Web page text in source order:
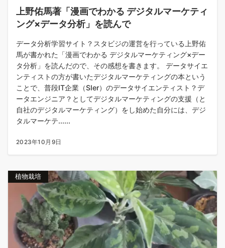
上野佑馬著「漫画でわかる デジタルマーケティ
ング×データ分析」を読んで
データ分析学習サイト？スタビジの運営を行っている上野佑
馬が書かれた「漫画でわかる デジタルマーケティング×デー
タ分析」を読んだので、その感想を書きます。 データサイエ
ンティストの方が書いたデジタルマーケティングの本という
ことで、普段IT企業（SIer）のデータサイエンティスト？デ
ータエンジニア？としてデジタルマーケティングの支援（と
自社のデジタルマーケティング）をし始めた自分には、デジ
タルマーケテ......
2023年10月9日
植物栽培